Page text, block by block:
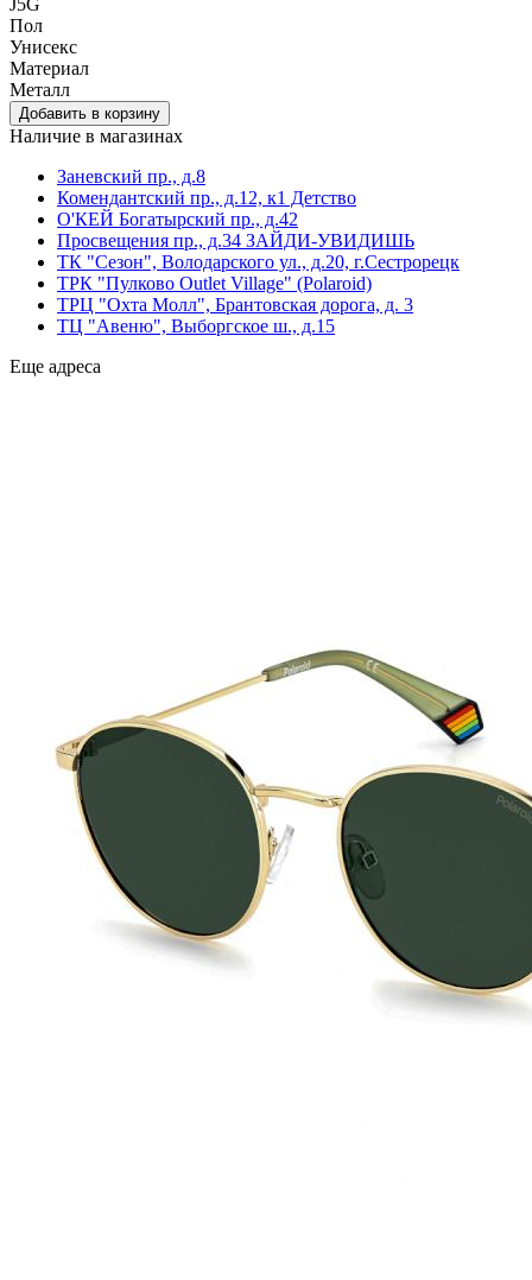
Пол
Унисекс
Материал
Металл
Наличие в магазинах
Заневский пр., д.8
Комендантский пр., д.12, к1 Детство
О'КЕЙ Богатырский пр., д.42
Просвещения пр., д.34 ЗАЙДИ-УВИДИШЬ
ТК "Сезон", Володарского ул., д.20, г.Сестрорецк
ТРК "Пулково Outlet Village" (Polaroid)
ТРЦ "Охта Молл", Брантовская дорога, д. 3
ТЦ "Авеню", Выборгское ш., д.15
Еще адреса